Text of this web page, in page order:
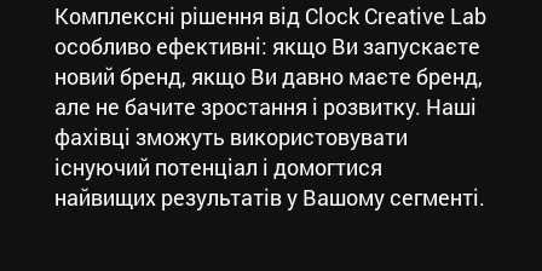
Комплексні рішення від Clock Creative Lab
особливо ефективні: якщо Ви запускаєте
новий бренд, якщо Ви давно маєте бренд,
але не бачите зростання і розвитку. Наші
фахівці зможуть використовувати
існуючий потенціал і домогтися
найвищих результатів у Вашому сегменті.